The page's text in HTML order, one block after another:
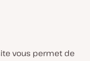
vous permet de